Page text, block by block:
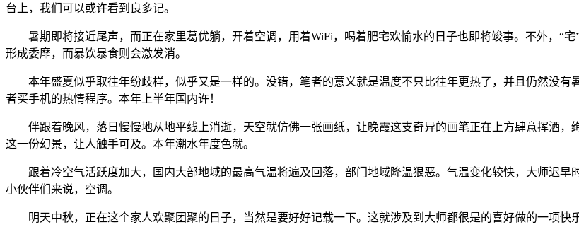
台上，我们可以或许看到良多记。
暑期即将接近尾声，而正在家里葛优躺，开着空调，用着WiFi，喝着肥宅欢愉水的日子也即将竣事。不外，“宅
形成委靡，而暴饮暴食则会激发消。
本年盛夏似乎取往年纷歧样，似乎又是一样的。没错，笔者的意义就是温度不只比往年更热了，并且仍然没有
者买手机的热情程序。本年上半年国内许！
伴跟着晚风，落日慢慢地从地平线上消逝，天空就仿佛一张画纸，让晚霞这支奇异的画笔正在上方肆意挥洒，
这一份幻景，让人触手可及。本年潮水年度色就。
跟着冷空气活跃度加大，国内大部地域的最高气温将遍及回落，部门地域降温狠恶。气温变化较快，大师迟早
小伙伴们来说，空调。
明天中秋，正在这个家人欢聚团聚的日子，当然是要好好记载一下。这就涉及到大师都很是的喜好做的一项